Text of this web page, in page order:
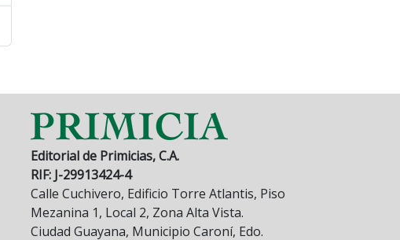
Editorial de Primicias, C.A.
RIF: J-29913424-4
Calle Cuchivero, Edificio Torre Atlantis, Piso
Mezanina 1, Local 2, Zona Alta Vista.
Ciudad Guayana, Municipio Caroní, Edo.